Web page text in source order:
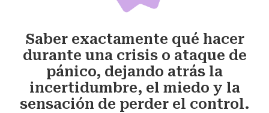
Saber exactamente qué hacer
durante una crisis o ataque de
pánico, dejando atrás la
incertidumbre, el miedo y la
sensación de perder el control.